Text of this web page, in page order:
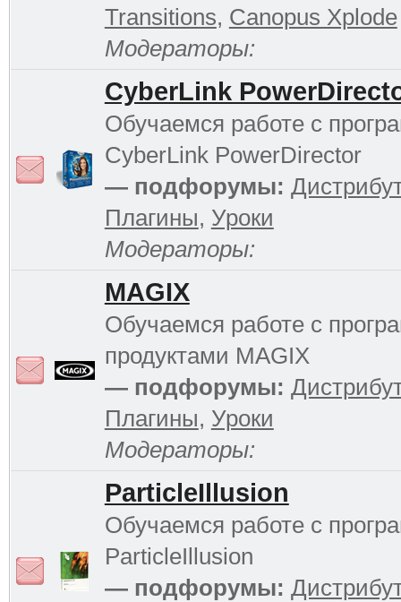
Transitions, Canopus Xplode
Модераторы:
CyberLink
Обучаемся работе с
CyberLink PowerDirector
— подфорумы:
Плагины, Уроки
Модераторы:
MAGIX
Обучаемся работе с
продуктами MAGIX
— подфорумы:
Плагины, Уроки
Модераторы:
ParticleIllusion
Обучаемся работе с
ParticleIllusion
— подфорумы: